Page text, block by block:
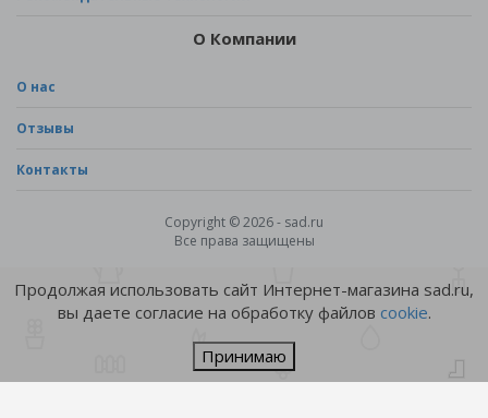
О Компании
О нас
Отзывы
Контакты
Copyright © 2026 - sad.ru
Все права защищены
Продолжая использовать сайт Интернет-магазина sad.ru,
вы даете согласие на обработку файлов cookie.
Принимаю